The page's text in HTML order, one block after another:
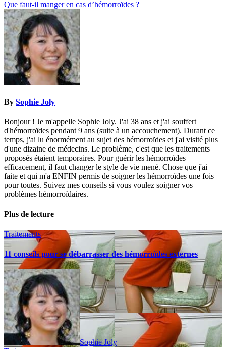
de
l’article
Que faut-il manger en cas d’hémorroïdes ?
By Sophie Joly
Bonjour ! Je m'appelle Sophie Joly. J'ai 38 ans et j'ai souffert
d'hémorroïdes pendant 9 ans (suite à un accouchement). Durant ce
temps, j'ai lu énormément au sujet des hémorroïdes et j'ai visité plus
d'une dizaine de médecins. Le problème, c'est que les traitements
proposés étaient temporaires. Pour guérir les hémorroïdes
efficacement, il faut changer le style de vie mené. Chose que j'ai
faite et qui m'a ENFIN permis de soigner les hémorroïdes une fois
pour toutes. Suivez mes conseils si vous voulez soigner vos
problèmes hémorroïdaires.
Plus de lecture
Traitements
11 conseils pour se débarrasser des hémorroïdes externes
Sophie Joly